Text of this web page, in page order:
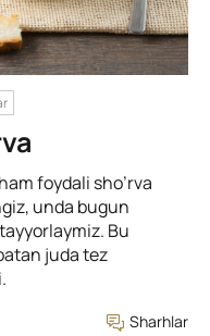
foydali sho’rva
unda bugun
Bu
juda tez
Sharhlar